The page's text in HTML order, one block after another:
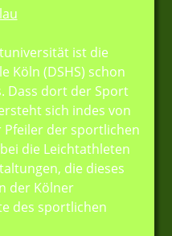
ist die
Köln (DSHS) schon
Dass dort der Sport
sich indes von
Pfeiler der sportlichen
die Leichtathleten
die dieses
der Kölner
des sportlichen